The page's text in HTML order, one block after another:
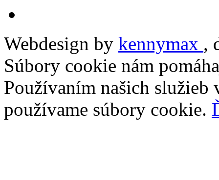
Webdesign by kennymax ,
Súbory cookie nám
Používaním našich služieb
používame súbory cookie.